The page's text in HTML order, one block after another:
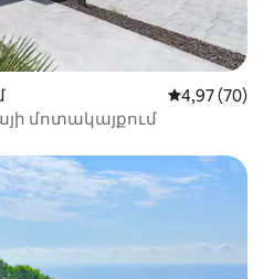
Միջին
4,97 (70)
մոտակայքում